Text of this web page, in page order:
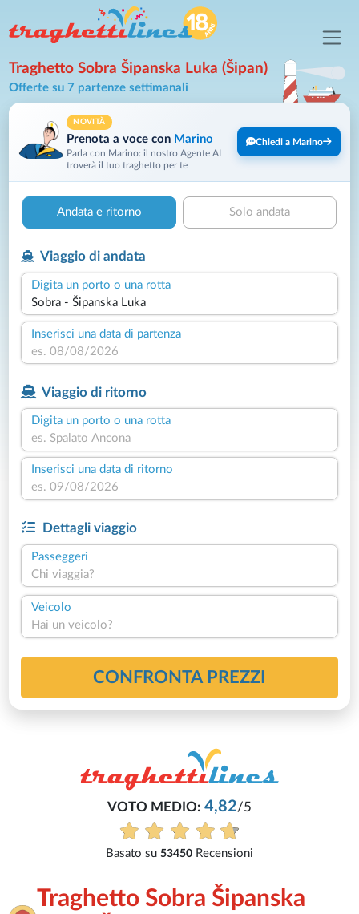
Traghetto Sobra Šipanska Luka (Šipan)
Offerte su 7 partenze settimanali
NOVITÀ
Prenota a voce con Marino
Parla con Marino: il nostro Agente AI
troverà il tuo traghetto per te
Chiedi a Marino
Andata e ritorno Solo andata
Viaggio di andata
Digita un porto o una rotta
Inserisci una data di partenza
Viaggio di ritorno
Digita un porto o una rotta
Inserisci una data di ritorno
Dettagli viaggio
Passeggeri
Chi viaggia?
Veicolo
Hai un veicolo?
CONFRONTA PREZZI
VOTO MEDIO: 4,82 /5
Basato su53450 Recensioni
Traghetto Sobra Šipanska